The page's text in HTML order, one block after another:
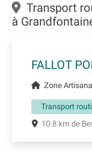
Transport
à
FALLOT
Zone
Transport
10.8 km de